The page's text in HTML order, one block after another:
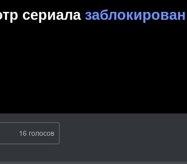
16 голосов